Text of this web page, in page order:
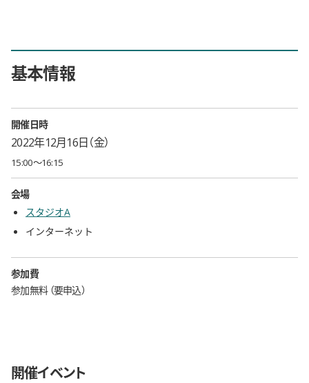
基本情報
開催日時
2022年12月16日（金）
15:00〜16:15
会場
スタジオA
インターネット
参加費
参加無料 要申込
開催イベント